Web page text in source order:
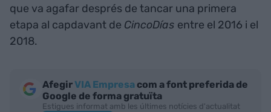
que va agafar després de tancar una primera
etapa al capdavant de CincoDías entre el 2016 i el
2018.
AfegirVIA Empresa com a font preferida de
Google de forma gratuïta
Estigues informat amb les últimes notícies d'actualitat